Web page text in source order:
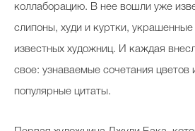
коллаборацию. В нее вошли уже
слипоны, худи и куртки,
известных художниц. И каждая
свое: узнаваемые сочетания цветов
популярные цитаты.